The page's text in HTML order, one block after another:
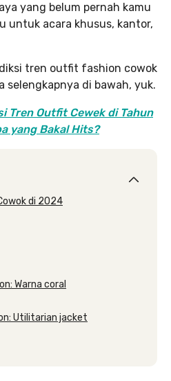
yang belum pernah kamu
untuk acara khusus, kantor,
tren outfit fashion cowok
selengkapnya di bawah, yuk.
Tren Outfit Cewek di Tahun
yang Bakal Hits?
di 2024
Warna coral
Utilitarian jacket